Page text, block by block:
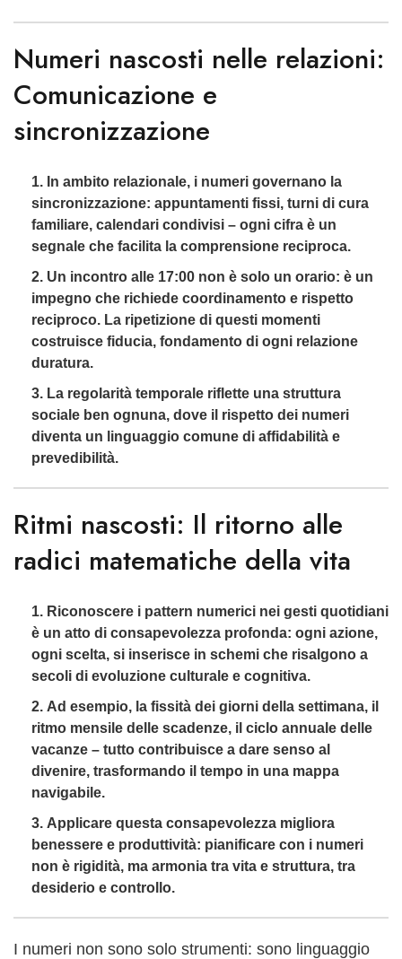
Numeri nascosti nelle relazioni:
Comunicazione e
sincronizzazione
In ambito relazionale, i numeri governano la
sincronizzazione: appuntamenti fissi, turni di cura
familiare, calendari condivisi – ogni cifra è un
segnale che facilita la comprensione reciproca.
Un incontro alle 17:00 non è solo un orario: è un
impegno che richiede coordinamento e rispetto
reciproco. La ripetizione di questi momenti
costruisce fiducia, fondamento di ogni relazione
duratura.
La regolarità temporale riflette una struttura
sociale ben ognuna, dove il rispetto dei numeri
diventa un linguaggio comune di affidabilità e
prevedibilità.
Ritmi nascosti: Il ritorno alle
radici matematiche della vita
Riconoscere i pattern numerici nei gesti quotidiani
è un atto di consapevolezza profonda: ogni azione,
ogni scelta, si inserisce in schemi che risalgono a
secoli di evoluzione culturale e cognitiva.
Ad esempio, la fissità dei giorni della settimana, il
ritmo mensile delle scadenze, il ciclo annuale delle
vacanze – tutto contribuisce a dare senso al
divenire, trasformando il tempo in una mappa
navigabile.
Applicare questa consapevolezza migliora
benessere e produttività: pianificare con i numeri
non è rigidità, ma armonia tra vita e struttura, tra
desiderio e controllo.
I numeri non sono solo strumenti: sono linguaggio